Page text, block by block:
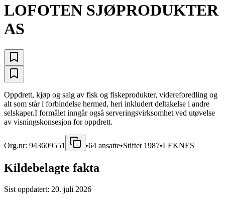
LOFOTEN SJØPRODUKTER
AS
Oppdrett, kjøp og salg av fisk og fiskeprodukter, videreforedling og
alt som står i forbindelse hermed, heri inkludert deltakelse i andre
selskaper.I formålet inngår også serveringsvirksomhet ved utøvelse
av visningskonsesjon for oppdrett.
Org.nr: 943609551 •64 ansatte•Stiftet 1987•LEKNES
Kildebelagte fakta
Sist oppdatert: 20. juli 2026